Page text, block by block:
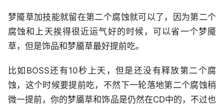
梦魇草加技能就留在第二个腐蚀就可以了，因为第二个
腐蚀和上天挨得很近运气好的时候，可以省一个梦魇
草，但是饰品和梦靥草最好提前吃。
比如BOSS还有10秒上天，但是还没有释放第二个腐
蚀，这个时候要提前吃，不然下一轮落地第二个腐蚀稍
微一提前，你的梦靥草和饰品是仍然在CD中的，不过也